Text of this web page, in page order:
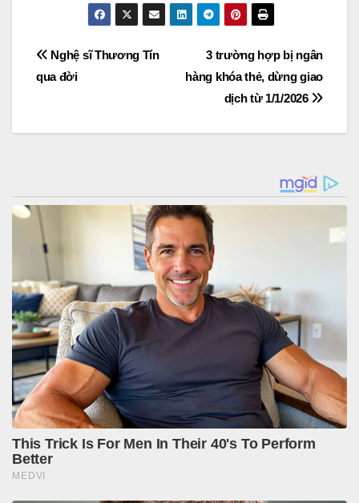
Post
navigation
3 trường hợp bị ngân
hàng khóa thẻ, dừng giao
dịch từ 1/1/2026
Nghệ sĩ Thương Tín
qua đời